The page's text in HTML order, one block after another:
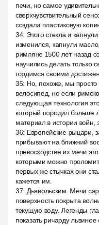
печи, но самое
сверхчувствительный
создали пластиковую
34: Этого стекла и
изменился, капнули
римляне 1500 лет назад
научились делать только
гордимся своими
35: Но, похоже, мы просто
велосипед, но если
следующая технология
который породил больше
материал в истории войн,
36: Европейские рыцари,
прибывают на ближний
превосходстве их мечи
которыми можно
первых же стычках они
кажется им.
37: Дьявольским. Мечи
поверхность покрыта
текущую воду. Легенды
показать ричарду львиное